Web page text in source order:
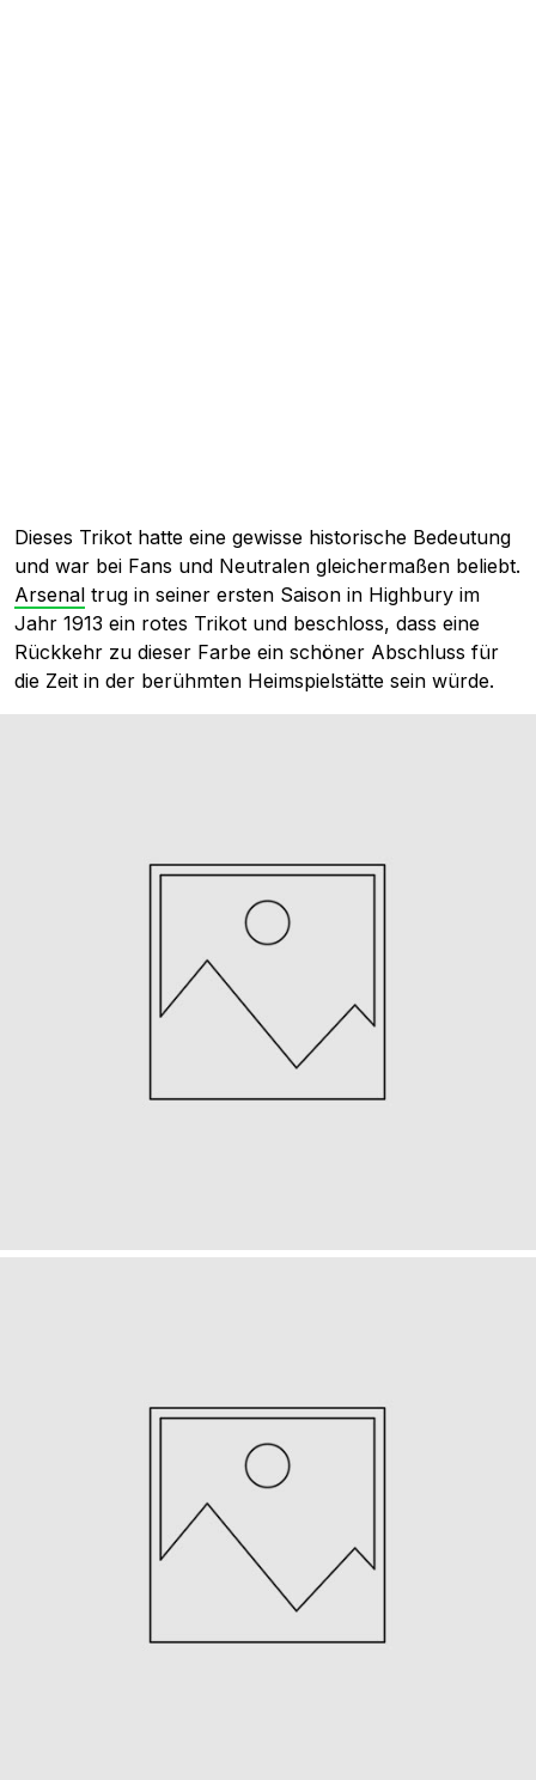
Dieses Trikot hatte eine gewisse historische Bedeutung
und war bei Fans und Neutralen gleichermaßen beliebt.
Arsenal trug in seiner ersten Saison in Highbury im
Jahr 1913 ein rotes Trikot und beschloss, dass eine
Rückkehr zu dieser Farbe ein schöner Abschluss für
die Zeit in der berühmten Heimspielstätte sein würde.